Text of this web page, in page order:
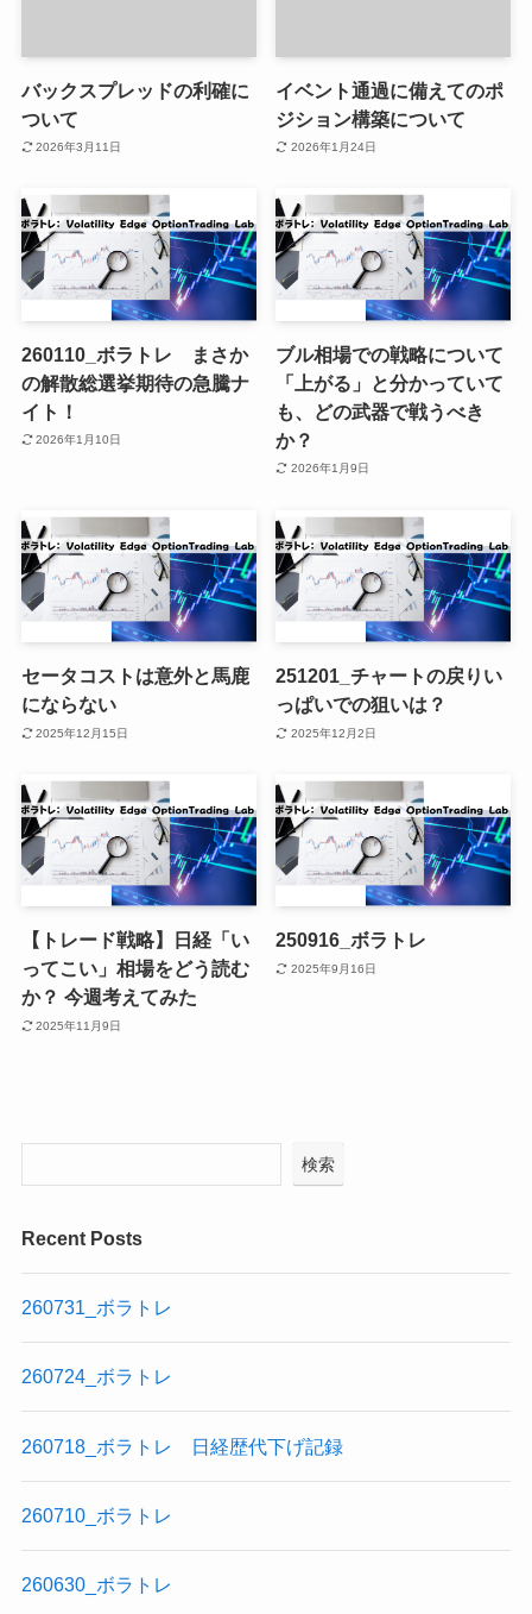
バックスプレッドの利確に
ついて
2026年3月11日
イベント通過に備えてのポ
ジション構築について
2026年1月24日
260110_ボラトレ まさか
の解散総選挙期待の急騰ナ
イト！
2026年1月10日
ブル相場での戦略について
「上がる」と分かっていて
も、どの武器で戦うべき
か？
2026年1月9日
セータコストは意外と馬鹿
にならない
2025年12月15日
251201_チャートの戻りい
っぱいでの狙いは？
2025年12月2日
【トレード戦略】日経「い
ってこい」相場をどう読む
か？ 今週考えてみた
2025年11月9日
250916_ボラトレ
2025年9月16日
検索
Recent Posts
260731_ボラトレ
260724_ボラトレ
260718_ボラトレ 日経歴代下げ記録
260710_ボラトレ
260630_ボラトレ